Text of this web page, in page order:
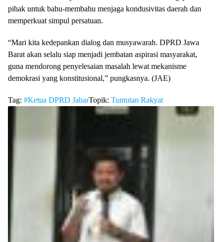
pihak untuk bahu-membahu menjaga kondusivitas daerah dan
memperkuat simpul persatuan.
​“Mari kita kedepankan dialog dan musyawarah. DPRD Jawa
Barat akan selalu siap menjadi jembatan aspirasi masyarakat,
guna mendorong penyelesaian masalah lewat mekanisme
demokrasi yang konstitusional,” pungkasnya. (JAE)
Tag: #Ketua DPRD JabarTopik: Tuntutan Rakyat